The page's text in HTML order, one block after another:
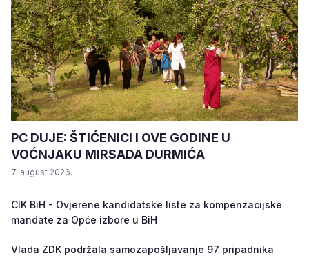
PC DUJE: ŠTIĆENICI I OVE GODINE U
VOĆNJAKU MIRSADA DURMIĆA
7. august 2026.
CIK BiH - Ovjerene kandidatske liste za kompenzacijske
mandate za Opće izbore u BiH
Vlada ZDK podržala samozapošljavanje 97 pripadnika